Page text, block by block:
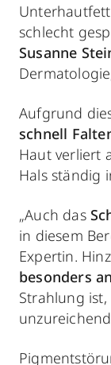
schlecht
Susanne
Aufgrund
schnell
Haut verliert
Hals ständig
„Auch das
in diesem
Expertin.
besonders
Strahlung